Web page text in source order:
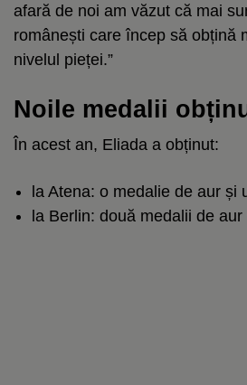
afară de noi am văzut că mai
românești care încep să obțină
nivelul pieței.”
Noile medalii
În acest an, Eliada a obținut:
la Atena: o medalie de aur și
la Berlin: două medalii de